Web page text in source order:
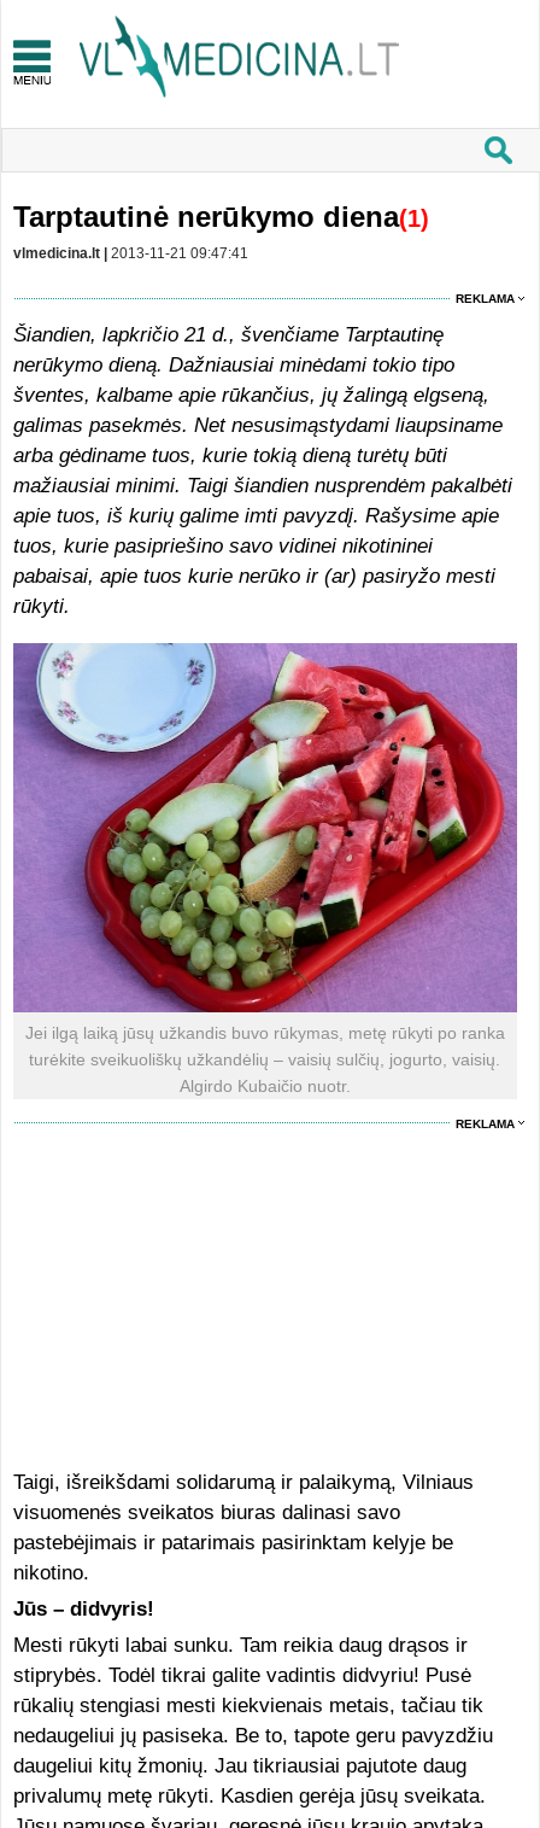
Tarptautinė nerūkymo diena(1)
vlmedicina.lt | 2013-11-21 09:47:41
REKLAMA
Šiandien, lapkričio 21 d., švenčiame Tarptautinę
nerūkymo dieną. Dažniausiai minėdami tokio tipo
šventes, kalbame apie rūkančius, jų žalingą elgseną,
galimas pasekmės. Net nesusimąstydami liaupsiname
arba gėdiname tuos, kurie tokią dieną turėtų būti
mažiausiai minimi. Taigi šiandien nusprendėm pakalbėti
apie tuos, iš kurių galime imti pavyzdį. Rašysime apie
tuos, kurie pasipriešino savo vidinei nikotininei
pabaisai, apie tuos kurie nerūko ir (ar) pasiryžo mesti
rūkyti.
Jei ilgą laiką jūsų užkandis buvo rūkymas, metę rūkyti po ranka
turėkite sveikuoliškų užkandėlių – vaisių sulčių, jogurto, vaisių.
Algirdo Kubaičio nuotr.
REKLAMA
Taigi, išreikšdami solidarumą ir palaikymą, Vilniaus
visuomenės sveikatos biuras dalinasi savo
pastebėjimais ir patarimais pasirinktam kelyje be
nikotino.
Jūs – didvyris!
Mesti rūkyti labai sunku. Tam reikia daug drąsos ir
stiprybės. Todėl tikrai galite vadintis didvyriu! Pusė
rūkalių stengiasi mesti kiekvienais metais, tačiau tik
nedaugeliui jų pasiseka. Be to, tapote geru pavyzdžiu
daugeliui kitų žmonių. Jau tikriausiai pajutote daug
privalumų metę rūkyti. Kasdien gerėja jūsų sveikata.